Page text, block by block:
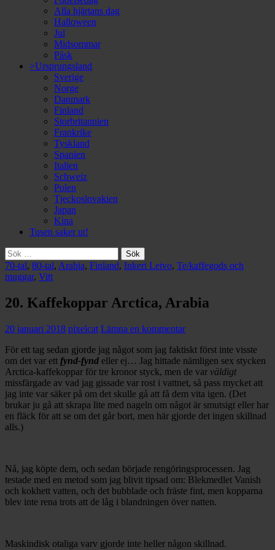
Alla hjärtans dag
Halloween
Jul
Midsommar
Påsk
>Ursprungsland
Sverige
Norge
Danmark
Finland
Storbritannien
Frankrike
Tyskland
Spanien
Italien
Schweiz
Polen
Tjeckoslovakien
Japan
Kina
Tusen saker ut!
Sök
efter:
70-tal, 80-tal, Arabia, Finland, Inkeri Leivo, Te/kaffegods och
muggar, Vitt
20. Kaffekoppar Arctica, Arabia
20 januari 2018 pixelcat Lämna en kommentar
För ett tag sedan gjorde jag något som jag faktiskt först inte visste
om det var ett fynd-fynd eller ej… Jag hittade nämligen sex stycken
Arctica-kaffekoppar för tre kronor styck, men de var väldigt
missfärgade av vad jag gissade var rost i vattnet, så pass mycket att
jag inte var säker på om det skulle gå att få dem vita igen. (Det
brukar ju gå att skrapa lite med nageln om något är smutsigt eller har
en fläck för att se om det går bort, men här gjorde det ingen skillnad
alls.)
Nå, jag köpte dem, och sedan började rengöringsprocessen. Jag
testade med en metod som jag blivit tipsad om: Blekmedlet Vanish
och kokhett vatten, och det bubblade och fräste fint, men kopparna
blev inte rena trots att de låg i blandningen över natten.
Maskindisk otaliga varv gjorde inte heller någon skillnad.